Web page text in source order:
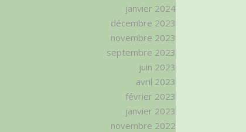
janvier 2024
décembre 2023
novembre 2023
septembre 2023
juin 2023
avril 2023
février 2023
janvier 2023
novembre 2022